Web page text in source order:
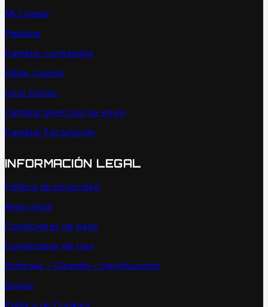
Mi Cuenta
Pedidos
Cambiar contraseña
Editar Cuenta
Lista Deseo
Cambiar dirección de envío
Cambiar Facturación
INFORMACIÓN LEGAL
Política de privacidad
Aviso legal
Condiciones de pago
Condiciones de Uso
Entregas – Garantía – Devoluciones
Envíos